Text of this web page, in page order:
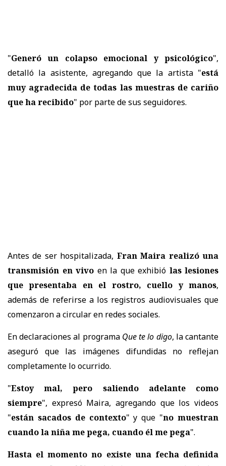
"Generó un colapso emocional y psicológico",
detalló la asistente, agregando que la artista "está
muy agradecida de todas las muestras de cariño
que ha recibido" por parte de sus seguidores.
Antes de ser hospitalizada, Fran Maira realizó una
transmisión en vivo en la que exhibió las lesiones
que presentaba en el rostro, cuello y manos,
además de referirse a los registros audiovisuales que
comenzaron a circular en redes sociales.
En declaraciones al programa Que te lo digo, la cantante
aseguró que las imágenes difundidas no reflejan
completamente lo ocurrido.
"Estoy mal, pero saliendo adelante como
siempre", expresó Maira, agregando que los videos
"están sacados de contexto" y que "no muestran
cuando la niña me pega, cuando él me pega".
Hasta el momento no existe una fecha definida